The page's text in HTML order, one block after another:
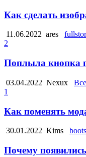
Как сделать
11.06.2022 ares
2
Поплыла кнопка
03.04.2022 Nexux
1
Как поменять
30.01.2022 Kims
Почему